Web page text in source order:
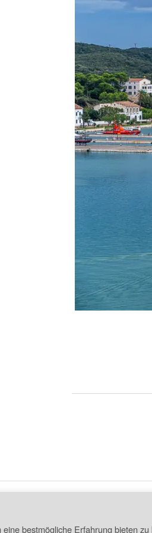
bestmögliche Erfahrung bieten